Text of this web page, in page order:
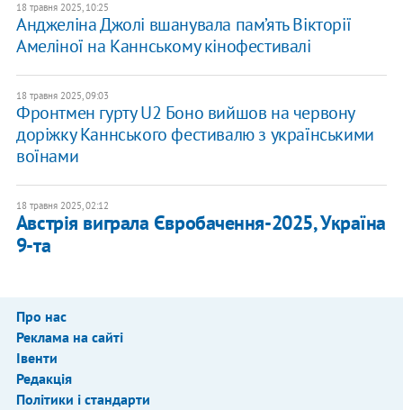
18 травня 2025, 10:25
Анджеліна Джолі вшанувала пам’ять Вікторії
Амеліної на Каннському кінофестивалі
18 травня 2025, 09:03
Фронтмен гурту U2 Боно вийшов на червону
доріжку Каннського фестивалю з українськими
воїнами
18 травня 2025, 02:12
Австрія виграла Євробачення-2025, Україна
9-та
Про нас
Реклама на сайті
Івенти
Редакція
Політики і стандарти